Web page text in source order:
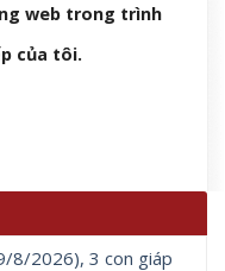
web trong trình
của tôi.
8/2026), 3 con giáp